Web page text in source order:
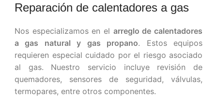
Reparación de calentadores a gas
Nos especializamos en el arreglo de calentadores
a gas natural y gas propano. Estos equipos
requieren especial cuidado por el riesgo asociado
al gas. Nuestro servicio incluye revisión de
quemadores, sensores de seguridad, válvulas,
termopares, entre otros componentes.